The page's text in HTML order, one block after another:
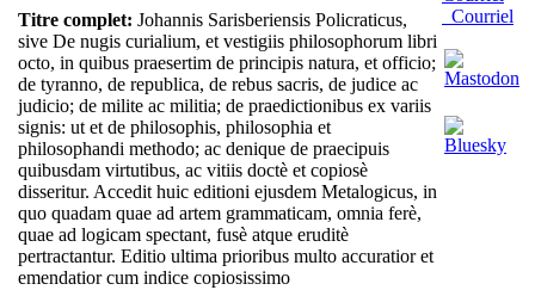
Titre complet: Johannis Sarisberiensis Policraticus,
sive De nugis curialium, et vestigiis philosophorum libri
octo, in quibus praesertim de principis natura, et officio;
de tyranno, de republica, de rebus sacris, de judice ac
judicio; de milite ac militia; de praedictionibus ex variis
signis: ut et de philosophis, philosophia et
philosophandi methodo; ac denique de praecipuis
quibusdam virtutibus, ac vitiis doctè et copiosè
disseritur. Accedit huic editioni ejusdem Metalogicus, in
quo quadam quae ad artem grammaticam, omnia ferè,
quae ad logicam spectant, fusè atque eruditè
pertractantur. Editio ultima prioribus multo accuratior et
emendatior cum indice copiosissimo
Courriel